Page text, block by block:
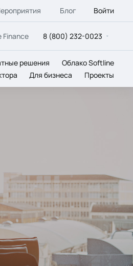
Блог Войти
Finance 8 (800) 232-0023
решения
Облако Softline
Для бизнеса Проекты